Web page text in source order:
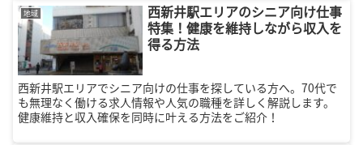
地域
西新井駅エリアのシニア向け仕事
特集！健康を維持しながら収入を
得る方法
西新井駅エリアでシニア向けの仕事を探している方へ。70代で
も無理なく働ける求人情報や人気の職種を詳しく解説します。
健康維持と収入確保を同時に叶える方法をご紹介！